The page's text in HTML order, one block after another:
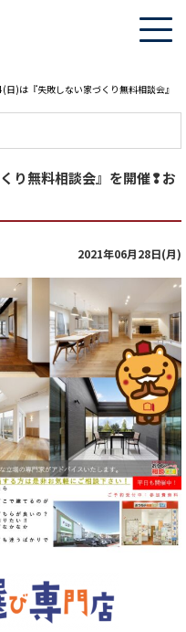
)は『失敗しない家づくり無料相談会』
り無料相談会』を開催❢お
2021年06月28日(月)